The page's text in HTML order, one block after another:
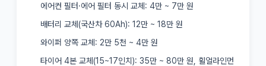
에어컨 필터·에어 필터 동시 교체: 4만 ~ 7만 원
배터리 교체(국산차 60Ah): 12만 ~ 18만 원
와이퍼 양쪽 교체: 2만 5천 ~ 4만 원
타이어 4본 교체(15~17인치): 35만 ~ 80만 원, 휠얼라인먼